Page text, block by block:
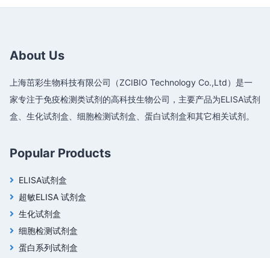
About Us
上海茁彩生物科技有限公司（ZCIBIO Technology Co.,Ltd）是一
家专注于免疫检测类试剂的高科技生物公司，主要产品为ELISA试剂
盒、生化试剂盒、细胞检测试剂盒、蛋白试剂盒和其它相关试剂。
Popular Products
ELISA试剂盒
超敏ELISA 试剂盒
生化试剂盒
细胞检测试剂盒
蛋白系列试剂盒